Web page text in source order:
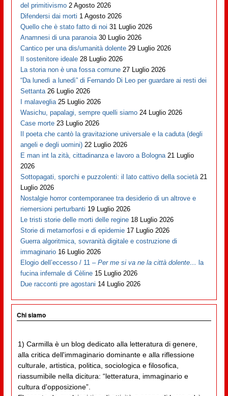
del primitivismo 2 Agosto 2026
Difendersi dai morti 1 Agosto 2026
Quello che è stato fatto di noi 31 Luglio 2026
Anamnesi di una paranoia 30 Luglio 2026
Cantico per una dis/umanità dolente 29 Luglio 2026
Il sostenitore ideale 28 Luglio 2026
La storia non è una fossa comune 27 Luglio 2026
“Da lunedì a lunedì” di Fernando Di Leo per guardare ai resti dei
Settanta 26 Luglio 2026
I malaveglia 25 Luglio 2026
Wasichu, papalagi, sempre quelli siamo 24 Luglio 2026
Case morte 23 Luglio 2026
Il poeta che cantò la gravitazione universale e la caduta (degli
angeli e degli uomini) 22 Luglio 2026
E man int la zità, cittadinanza e lavoro a Bologna 21 Luglio
2026
Sottopagati, sporchi e puzzolenti: il lato cattivo della società 21
Luglio 2026
Nostalgie horror contemporanee tra desiderio di un altrove e
riemersioni perturbanti 19 Luglio 2026
Le tristi storie delle morti delle regine 18 Luglio 2026
Storie di metamorfosi e di epidemie 17 Luglio 2026
Guerra algoritmica, sovranità digitale e costruzione di
immaginario 16 Luglio 2026
Elogio dell’eccesso / 11 –Per me si va ne la città dolente… la
fucina infernale di Cèline 15 Luglio 2026
Due racconti pre agostani 14 Luglio 2026
Chi siamo
1) Carmilla è un blog dedicato alla letteratura di genere,
alla critica dell'immaginario dominante e alla riflessione
culturale, artistica, politica, sociologica e filosofica,
riassumibile nella dicitura: “letteratura, immaginario e
cultura d'opposizione”.